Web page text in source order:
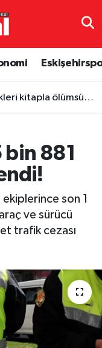
kitapla ölümsüzleşti
881
son 1
ve sürücü
trafik cezası
ve Fikstür